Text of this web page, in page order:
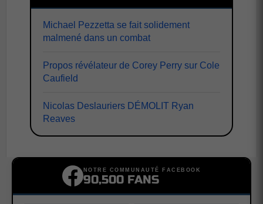
Michael Pezzetta se fait solidement
malmené dans un combat
Propos révélateur de Corey Perry sur Cole
Caufield
Nicolas Deslauriers DÉMOLIT Ryan
Reaves
NOTRE COMMUNAUTÉ FACEBOOK
90,500 FANS